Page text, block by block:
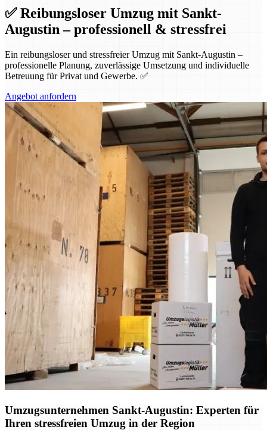
✅ Reibungsloser Umzug mit Sankt-
Augustin – professionell & stressfrei
Ein reibungsloser und stressfreier Umzug mit Sankt-Augustin –
professionelle Planung, zuverlässige Umsetzung und individuelle
Betreuung für Privat und Gewerbe. ✅
Angebot anfordern
Umzugsunternehmen Sankt-Augustin: Experten für
Ihren stressfreien Umzug in der Region